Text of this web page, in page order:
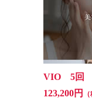
VIO 5回
123,200円